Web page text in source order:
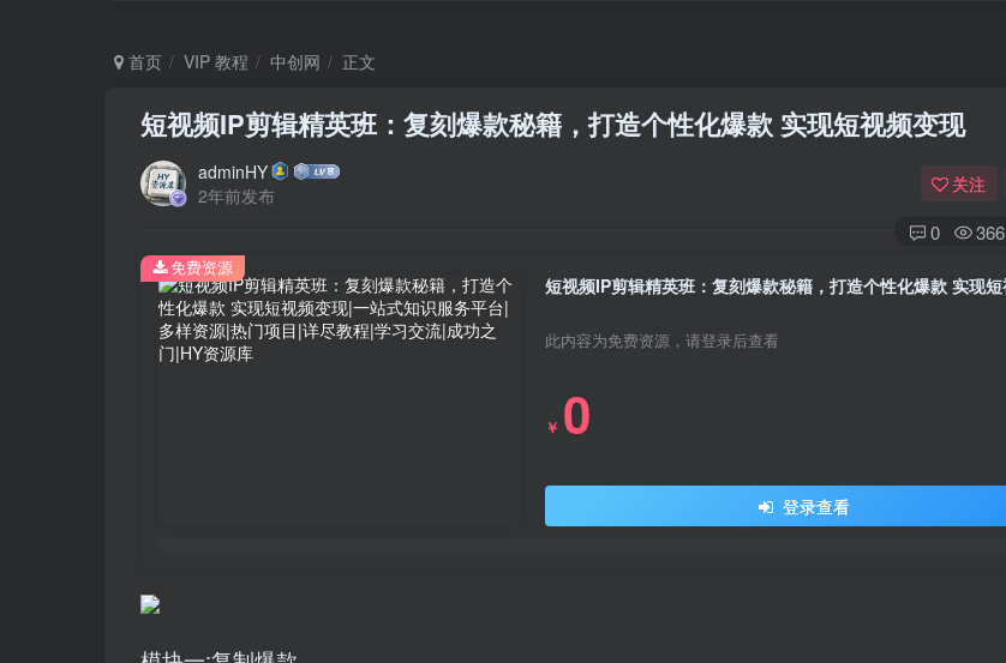
首页 VIP 教程 中创网 正文
短视频IP剪辑精英班：复刻爆款秘籍，打造个性化爆款 实现短视频变现
adminHY
2年前发布
关注
0 366
此内容为免费资源，请登录后查看
￥ 0
登录查看
免费资源